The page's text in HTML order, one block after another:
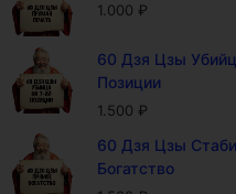
1.000 ₽
60 Дзя Цзы
Позиции
1.500 ₽
60 Дзя Цзы
Богатство